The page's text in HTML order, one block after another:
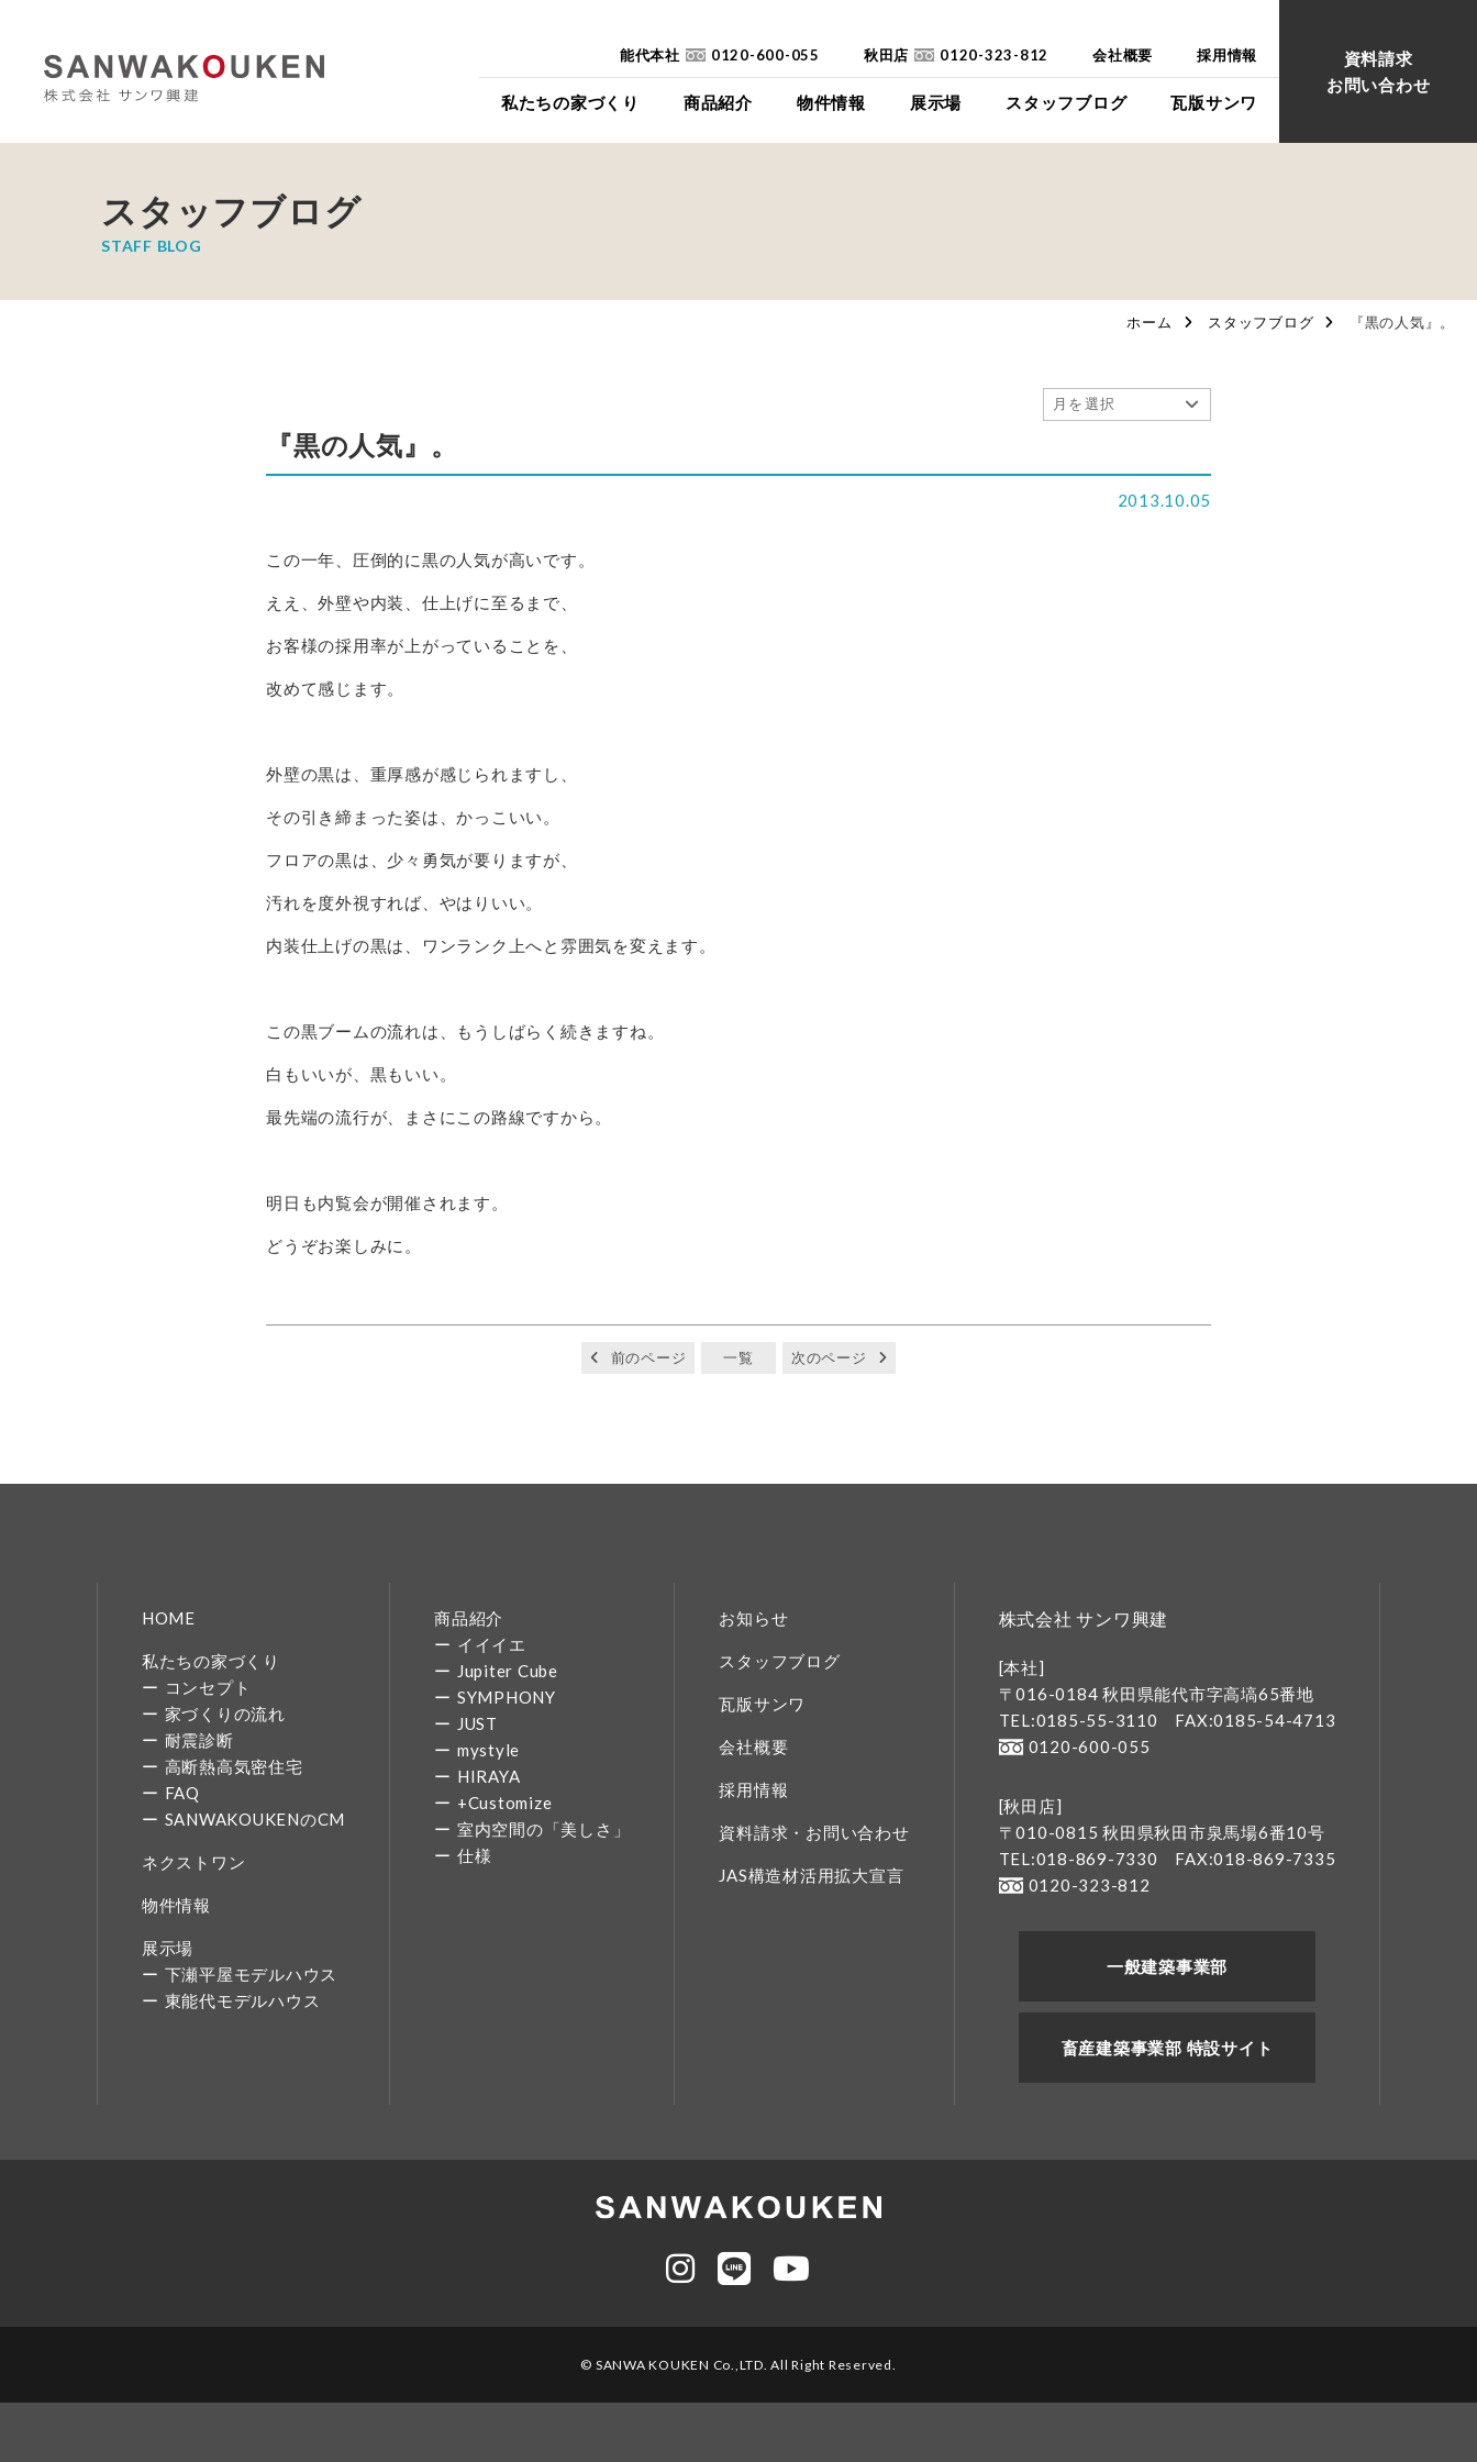
私たちの家づくり
コンセプト
商品紹介
イイイエ
物件情報 展示場
下瀬平屋モデルハウス
スタッフブログ 瓦版サンワ
会社概要 採用情報
能代本社 0120-600-055 秋田店 0120-323-812
資料請求
お問い合わせ
スタッフブログ
STAFF BLOG
ホーム スタッフブログ 『黒の人気』。
『黒の人気』。
2013.10.05
この一年、圧倒的に黒の人気が高いです。
ええ、外壁や内装、仕上げに至るまで、
お客様の採用率が上がっていることを、
改めて感じます。
外壁の黒は、重厚感が感じられますし、
その引き締まった姿は、かっこいい。
フロアの黒は、少々勇気が要りますが、
汚れを度外視すれば、やはりいい。
内装仕上げの黒は、ワンランク上へと雰囲気を変えます。
この黒ブームの流れは、もうしばらく続きますね。
白もいいが、黒もいい。
最先端の流行が、まさにこの路線ですから。
明日も内覧会が開催されます。
どうぞお楽しみに。
前のページ 一覧 次のページ
HOME
私たちの家づくり
コンセプト
家づくりの流れ
耐震診断
高断熱高気密住宅
FAQ
SANWAKOUKENのCM
ネクストワン
物件情報
展示場
下瀬平屋モデルハウス
東能代モデルハウス
商品紹介
イイイエ
Jupiter Cube
SYMPHONY
JUST
mystyle
HIRAYA
+Customize
室内空間の「美しさ」
仕様
お知らせ
スタッフブログ
瓦版サンワ
会社概要
採用情報
資料請求・お問い合わせ
JAS構造材活用拡大宣言
株式会社 サンワ興建
[本社]
〒016-0184 秋田県能代市字高塙65番地
TEL:0185-55-3110
FAX:0185-54-4713
0120-600-055
[秋田店]
〒010-0815 秋田県秋田市泉馬場6番10号
TEL:018-869-7330
FAX:018-869-7335
0120-323-812
一般建築事業部
畜産建築事業部 特設サイト
© SANWA KOUKEN Co.,LTD. All Right Reserved.